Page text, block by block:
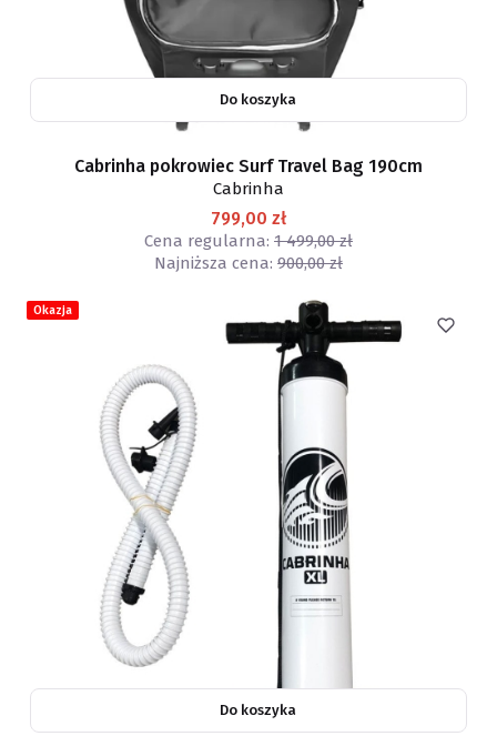
Do koszyka
Cabrinha pokrowiec Surf Travel Bag 190cm
Cabrinha
799,00 zł
Cena regularna: 1 499,00 zł
Najniższa cena: 900,00 zł
Okazja
Do koszyka